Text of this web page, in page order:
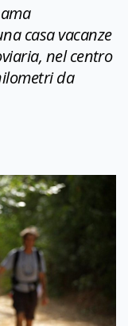
casa vacanze
nel centro
da